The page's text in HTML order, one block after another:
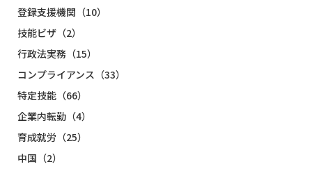
登録支援機関（10）
技能ビザ（2）
行政法実務（15）
コンプライアンス（33）
特定技能（66）
企業内転勤（4）
育成就労（25）
中国（2）